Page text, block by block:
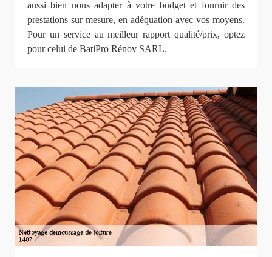
aussi bien nous adapter à votre budget et fournir des
prestations sur mesure, en adéquation avec vos moyens.
Pour un service au meilleur rapport qualité/prix, optez
pour celui de BatiPro Rénov SARL.